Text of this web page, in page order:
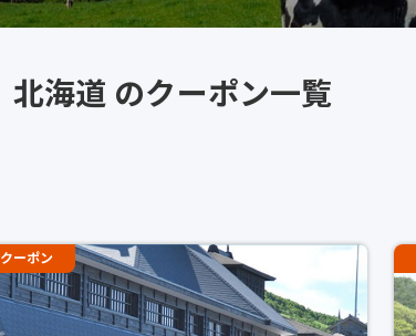
北海道 のクーポン一覧
クーポン